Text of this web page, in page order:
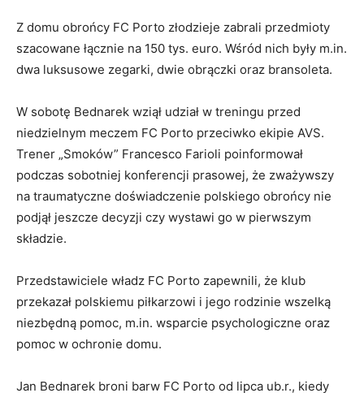
Z domu obrońcy FC Porto złodzieje zabrali przedmioty
szacowane łącznie na 150 tys. euro. Wśród nich były m.in.
dwa luksusowe zegarki, dwie obrączki oraz bransoleta.
W sobotę Bednarek wziął udział w treningu przed
niedzielnym meczem FC Porto przeciwko ekipie AVS.
Trener „Smoków” Francesco Farioli poinformował
podczas sobotniej konferencji prasowej, że zważywszy
na traumatyczne doświadczenie polskiego obrońcy nie
podjął jeszcze decyzji czy wystawi go w pierwszym
składzie.
Przedstawiciele władz FC Porto zapewnili, że klub
przekazał polskiemu piłkarzowi i jego rodzinie wszelką
niezbędną pomoc, m.in. wsparcie psychologiczne oraz
pomoc w ochronie domu.
Jan Bednarek broni barw FC Porto od lipca ub.r., kiedy